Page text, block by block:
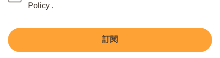
Policy .
訂閱